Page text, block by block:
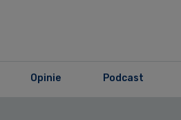
Opinie Podcast